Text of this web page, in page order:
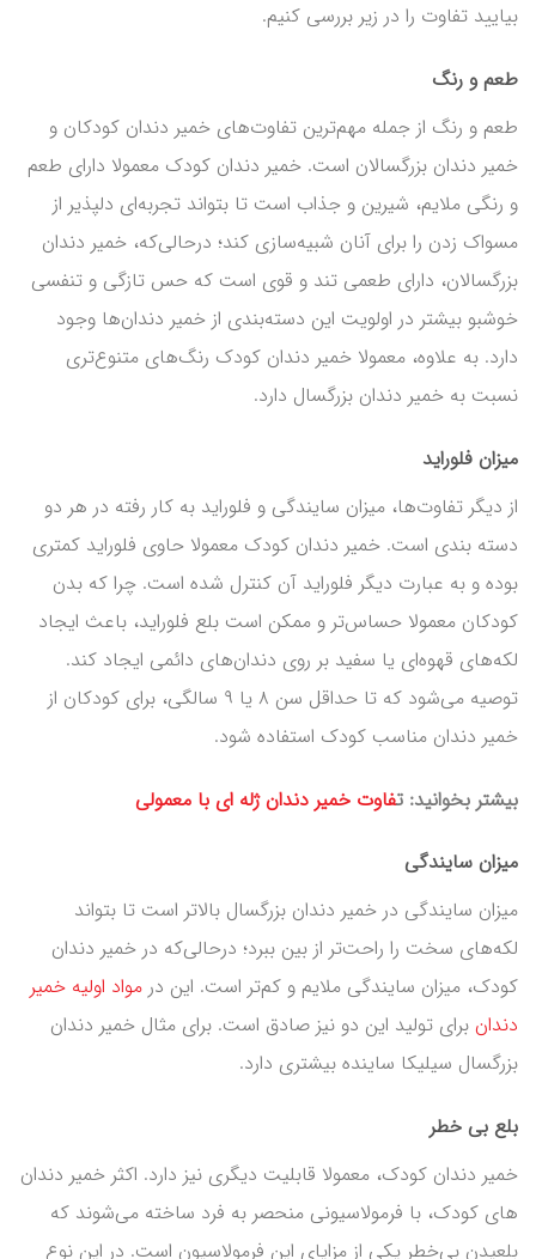
بیایید تفاوت را در زیر بررسی کنیم.
طعم و رنگ
طعم و رنگ از جمله مهم‌ترین تفاوت‌های خمیر دندان کودکان و
خمیر دندان بزرگسالان است. خمیر دندان کودک معمولا دارای طعم
و رنگی ملایم، شیرین و جذاب است تا بتواند تجربه‌ای دلپذیر از
مسواک زدن را برای آنان شبیه‌سازی کند؛ درحالی‌که، خمیر دندان
بزرگسالان، دارای طعمی تند و قوی است که حس تازگی و تنفسی
خوشبو بیشتر در اولویت این دسته‌بندی از خمیر دندان‌ها وجود
دارد. به علاوه، معمولا خمیر دندان کودک رنگ‌های متنوع‌تری
نسبت به خمیر دندان بزرگسال دارد.
میزان فلوراید
از دیگر تفاوت‌ها، میزان سایندگی و فلوراید به کار رفته در هر دو
دسته بندی است. خمیر دندان کودک معمولا حاوی فلوراید کمتری
بوده و به عبارت دیگر فلوراید آن کنترل شده است. چرا که بدن
کودکان معمولا حساس‌تر و ممکن است بلع فلوراید، باعث ایجاد
لکه‌های قهوه‌ای یا سفید بر روی دندان‌های دائمی ایجاد کند.
توصیه می‌شود که تا حداقل سن ۸ یا ۹ سالگی، برای کودکان از
خمیر دندان مناسب کودک استفاده شود.
بیشتر بخوانید: تفاوت خمیر دندان ژله ای با معمولی
میزان سایندگی
میزان سایندگی در خمیر دندان بزرگسال بالاتر است تا بتواند
لکه‌های سخت را راحت‌تر از بین ببرد؛ درحالی‌که در خمیر دندان
کودک، میزان سایندگی ملایم و کم‌تر است. این در مواد اولیه خمیر
دندان برای تولید این دو نیز صادق است. برای مثال خمیر دندان
بزرگسال سیلیکا ساینده بیشتری دارد.
بلع بی خطر
خمیر دندان کودک، معمولا قابلیت دیگری نیز دارد. اکثر خمیر دندان
های کودک، با فرمولاسیونی منحصر به فرد ساخته می‌شوند که
بلعیدن بی‌خطر یکی از مزایای این فرمولاسیون است. در این نوع